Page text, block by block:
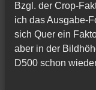
Bzgl. der Crop-
ich das Ausgabe-
sich Quer ein
aber in der
D500 schon